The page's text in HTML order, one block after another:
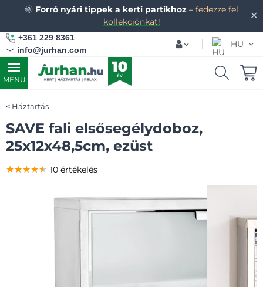
✕
🌞 Forró nyári tippek a kerti partikhoz – fedezze fel
kollekciónkat!
+361 229 8361
info@jurhan.com
HU
MENU
Háztartás
SAVE fali elsősegélydoboz,
25x12x48,5cm, ezüst
★★★★★
★★★★★
★★★★★ 10 értékelés